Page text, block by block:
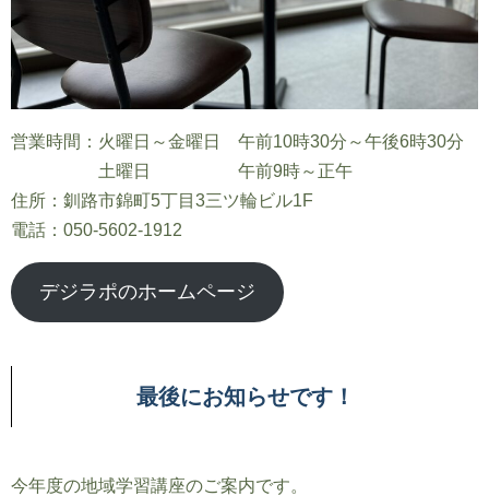
営業時間：火曜日～金曜日 午前10時30分～午後6時30分
土曜日 午前9時～正午
住所：釧路市錦町5丁目3三ツ輪ビル1F
電話：050-5602-1912
デジラポのホームページ
最後にお知らせです！
今年度の地域学習講座のご案内です。